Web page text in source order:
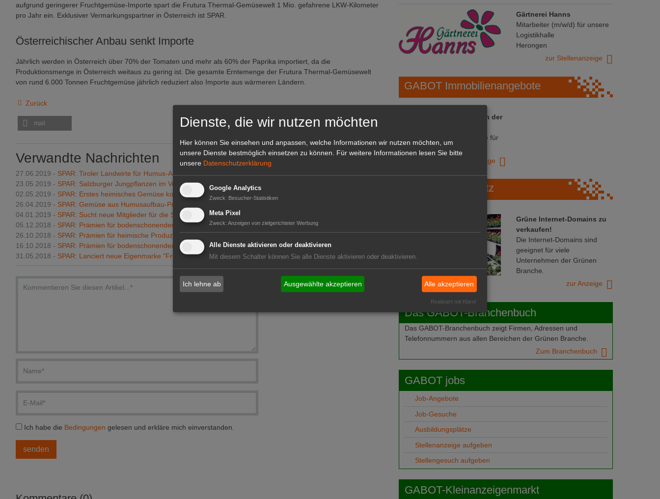
aufgrund geringerer Fruchtgemüse-Importe spart die Frutura Thermal-Gemüsewelt 1 Mio. gefahrene LKW-Kilometer
pro Jahr ein. Exklusiver Vermarkungspartner in Österreich ist SPAR.
Österreichischer Anbau senkt Importe
Jährlich werden in Österreich über 70% der Tomaten und mehr als 60% der Paprika importiert, da die
Produktionsmenge in Österreich weitaus zu gering ist. Die gesamte Erntemenge der Frutura Thermal-Gemüsewelt
von rund 6.000 Tonnen Fruchtgemüse jährlich reduziert also Importe aus wärmeren Ländern.
Zurück
mail
Verwandte Nachrichten
27.06.2019 - SPAR: Tiroler Landwirte für Humus-Aufbau prämiert
23.05.2019 - SPAR: Salzburger Jungpflanzen im Verkauf
02.05.2019 - SPAR: Erstes heimisches Gemüse kommt in die Regale
26.04.2019 - SPAR: Gemüse aus Humusaufbau-Projekt
04.01.2019 - SPAR: Sucht neue Mitglieder für die SPAR-Familie
05.12.2018 - SPAR: Prämien für bodenschonenden Anbau
26.10.2018 - SPAR: Prämien für heimische Produzenten
16.10.2018 - SPAR: Prämien für bodenschonenden Gemüse-Anbau
31.05.2018 - SPAR: Lanciert neue Eigenmarke "Fresh to go"
Ich habe die Bedingungen gelesen und erkläre mich einverstanden.
Gärtnerei Hanns
Mitarbeiter (m/w/d) für unsere
Logistikhalle
Herongen
zur Stellenanzeige
GABOT Immobilienangebote
1A-Lage, ihre Chance in der
Repräsentative Immobilie für
IHREN Betrieb!
zur Anzeige
GABOT Marktplatz
Grüne Internet-Domains zu
verkaufen!
Die Internet-Domains sind
geeignet für viele
Unternehmen der Grünen
Branche.
zur Anzeige
Das GABOT-Branchenbuch
Das GABOT-Branchenbuch zeigt Firmen, Adressen und
Telefonnummern aus allen Bereichen der Grünen Branche.
Zum Branchenbuch
GABOT jobs
Job-Angebote
Job-Gesuche
Ausbildungsplätze
Stellenanzeige aufgeben
Stellengesuch aufgeben
GABOT-Kleinanzeigenmarkt
Dienste, die wir nutzen möchten
Hier können Sie einsehen und anpassen, welche Informationen wir nutzen möchten, um
unsere Dienste bestmöglich einsetzen zu können.
Für weitere Informationen lesen Sie bitte
unsere Datenschutzerklärung
Google Analytics
Zweck: Besucher-Statistiken
Meta Pixel
Zweck: Anzeigen von zielgerichteter Werbung
Alle Dienste aktivieren oder deaktivieren
Mit diesem Schalter können Sie alle Dienste aktivieren oder deaktivieren.
Ich lehne ab Ausgewählte akzeptieren Alle akzeptieren
Realisiert mit Klaro!